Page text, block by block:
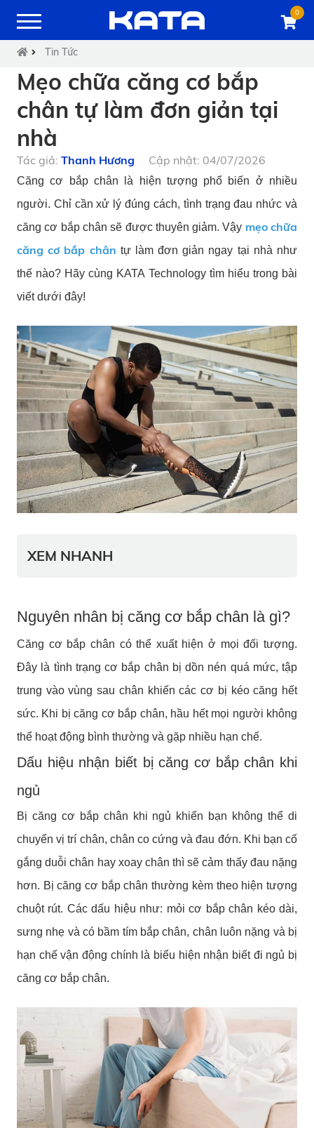
0
Tin Tức
Mẹo chữa căng cơ bắp
chân tự làm đơn giản tại
nhà
Tác giả: Thanh Hương Cập nhật: 04/07/2026
Căng cơ bắp chân là hiện tượng phổ biến ở nhiều
người. Chỉ cần xử lý đúng cách, tình trạng đau nhức và
căng cơ bắp chân sẽ được thuyên giảm. Vậy mẹo chữa
căng cơ bắp chân tự làm đơn giản ngay tại nhà như
thế nào? Hãy cùng KATA Technology tìm hiểu trong bài
viết dưới đây!
XEM NHANH
Nguyên nhân bị căng cơ bắp chân là gì?
Căng cơ bắp chân có thể xuất hiện ở mọi đối tượng.
Đây là tình trạng cơ bắp chân bị dồn nén quá mức, tập
trung vào vùng sau chân khiến các cơ bị kéo căng hết
sức. Khi bị căng cơ bắp chân, hầu hết mọi người không
thể hoạt động bình thường và gặp nhiều hạn chế.
Dấu hiệu nhận biết bị căng cơ bắp chân khi
ngủ
Bị căng cơ bắp chân khi ngủ khiến bạn không thể di
chuyển vị trí chân, chân co cứng và đau đớn. Khi bạn cố
gắng duỗi chân hay xoay chân thì sẽ cảm thấy đau nặng
hơn. Bị căng cơ bắp chân thường kèm theo hiện tượng
chuột rút. Các dấu hiệu như: mỏi cơ bắp chân kéo dài,
sưng nhẹ và có bầm tím bắp chân, chân luôn nặng và bị
hạn chế vận động chính là biểu hiện nhận biết đi ngủ bị
căng cơ bắp chân.